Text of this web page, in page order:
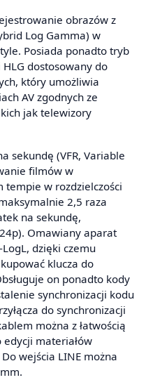
obrazów z
Log Gamma) w
Posiada ponadto tryb
dostosowany do
który umożliwia
AV zgodnych ze
jak telewizory
sekundę (VFR, Variable
filmów w
tempie w rozdzielczości
2,5 raza
na sekundę,
Omawiany aparat
dzięki czemu
klucza do
on ponadto kody
synchronizacji kodu
do synchronizacji
można z łatwością
materiałów
wejścia LINE można